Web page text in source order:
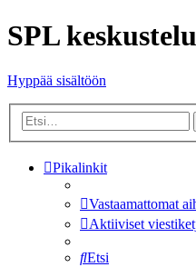
SPL keskustelu
Hyppää sisältöön
Pikalinkit
Vastaamattomat
Aktiiviset
Etsi